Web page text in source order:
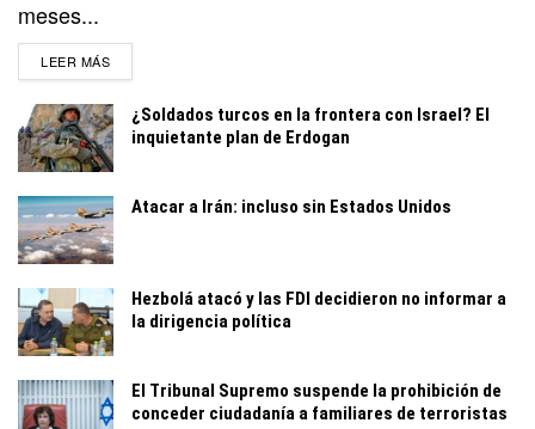
meses...
LEER MÁSDETAILS
¿Soldados turcos en la frontera con Israel? El
inquietante plan de Erdogan
Atacar a Irán: incluso sin Estados Unidos
Hezbolá atacó y las FDI decidieron no informar a
la dirigencia política
El Tribunal Supremo suspende la prohibición de
conceder ciudadanía a familiares de terroristas